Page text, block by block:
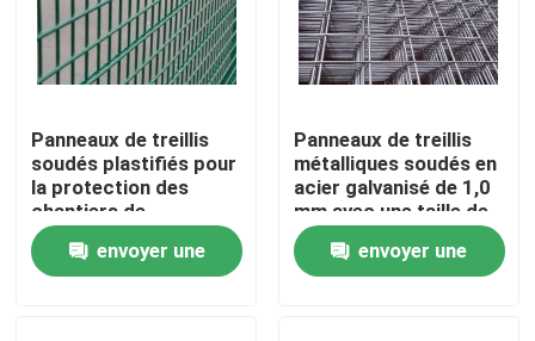
Produits
Le spectacle VR
Panneaux de treillis
soudés plastifiés pour
la protection des
chantiers de
construction, les
clôtures agricoles et
de jardin avec
envoyer une
Panneaux de treillis
métalliques soudés en
acier galvanisé de 1,0
mm avec une taille de
trou de 50x50 mm
pour une installation
facile
envoyer une